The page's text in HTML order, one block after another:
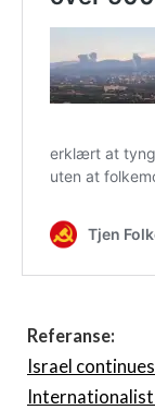
Referanse:
Israel